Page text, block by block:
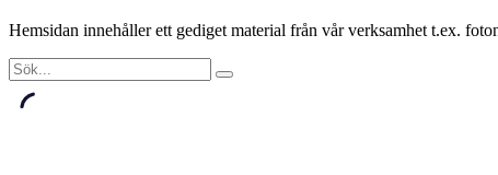
Hemsidan innehåller ett gediget material från vår verksamhet t.ex.